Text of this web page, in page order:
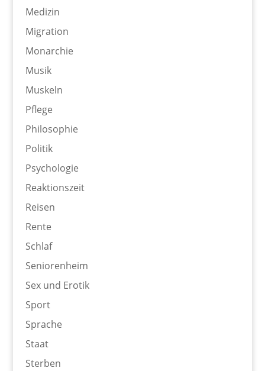
Medizin
Migration
Monarchie
Musik
Muskeln
Pflege
Philosophie
Politik
Psychologie
Reaktionszeit
Reisen
Rente
Schlaf
Seniorenheim
Sex und Erotik
Sport
Sprache
Staat
Sterben